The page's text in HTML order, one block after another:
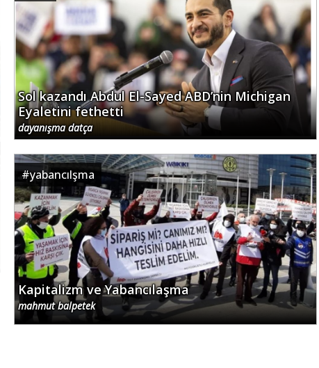
Sol kazandı Abdul El-Sayed ABD’nin Michigan
Eyaletini fethetti
dayanışma datça
#yabancılşma
Kapitalizm ve Yabancılaşma
mahmut balpetek